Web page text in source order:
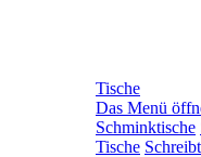
Tische
Das Menü
Schminktische
Tische